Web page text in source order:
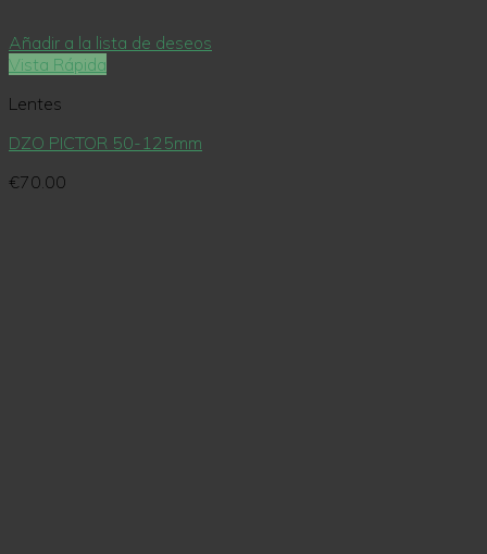
Añadir a la lista de deseos
Vista Rápida
Lentes
DZO PICTOR 50-125mm
€70.00